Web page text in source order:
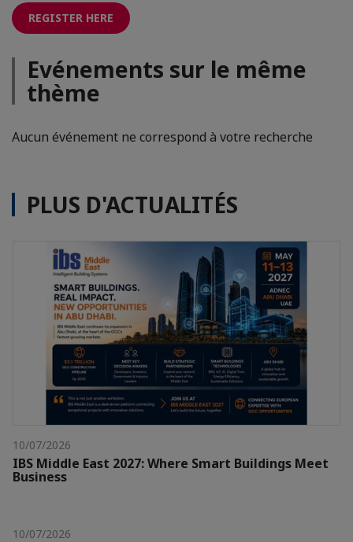
REGISTER HERE
Evénements sur le même
thème
Aucun événement ne correspond à votre recherche
PLUS D'ACTUALITÉS
10/07/2026
IBS Middle East 2027: Where Smart Buildings Meet
Business
10/07/2026